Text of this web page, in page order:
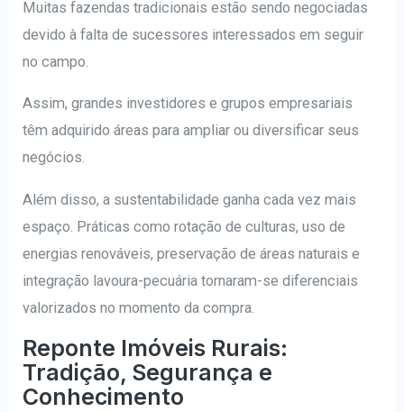
Muitas fazendas tradicionais estão sendo negociadas
devido à falta de sucessores interessados em seguir
no campo.
Assim, grandes investidores e grupos empresariais
têm adquirido áreas para ampliar ou diversificar seus
negócios.
Além disso, a sustentabilidade ganha cada vez mais
espaço. Práticas como rotação de culturas, uso de
energias renováveis, preservação de áreas naturais e
integração lavoura-pecuária tornaram-se diferenciais
valorizados no momento da compra.
Reponte Imóveis Rurais:
Tradição, Segurança e
Conhecimento